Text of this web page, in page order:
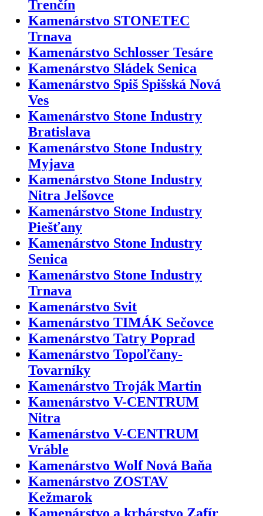
Trenčín
Kamenárstvo STONETEC
Trnava
Kamenárstvo Schlosser Tesáre
Kamenárstvo Sládek Senica
Kamenárstvo Spiš Spišská Nová
Ves
Kamenárstvo Stone Industry
Bratislava
Kamenárstvo Stone Industry
Myjava
Kamenárstvo Stone Industry
Nitra Jelšovce
Kamenárstvo Stone Industry
Piešťany
Kamenárstvo Stone Industry
Senica
Kamenárstvo Stone Industry
Trnava
Kamenárstvo Svit
Kamenárstvo TIMÁK Sečovce
Kamenárstvo Tatry Poprad
Kamenárstvo Topoľčany-
Tovarníky
Kamenárstvo Troják Martin
Kamenárstvo V-CENTRUM
Nitra
Kamenárstvo V-CENTRUM
Vráble
Kamenárstvo Wolf Nová Baňa
Kamenárstvo ZOSTAV
Kežmarok